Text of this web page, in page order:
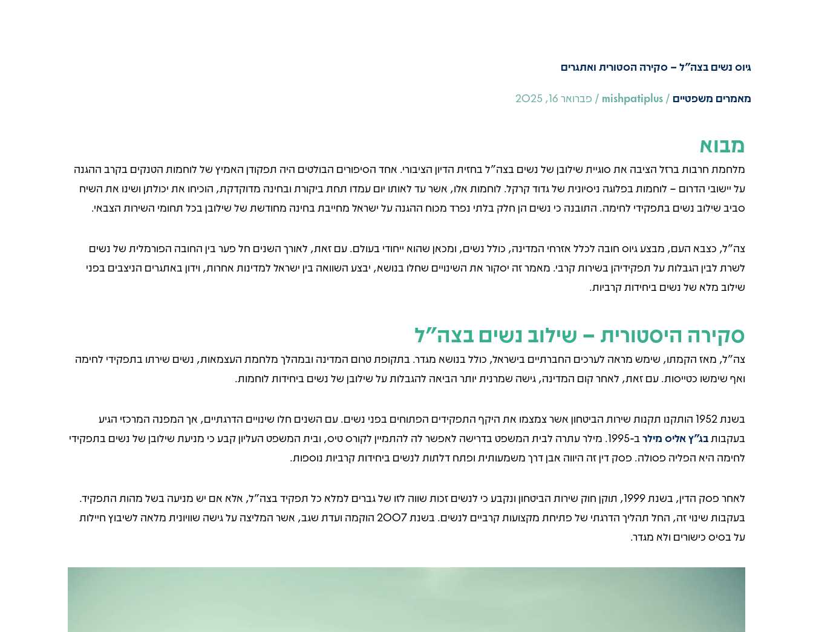
גיוס נשים בצה"ל – סקירה הסטורית ואתגרים
מאמרים משפטיים /
mishpatiplus
/ פברואר 16, 2025
מבוא
מלחמת חרבות ברזל הציבה את סוגיית שילובן של נשים בצה"ל בחזית הדיון הציבורי. אחד הסיפורים הבולטים היה תפקודן האמיץ של לוחמות הטנקים בקרב ההגנה
על יישובי הדרום – לוחמות בפלוגה ניסיונית של גדוד קרקל. לוחמות אלו, אשר עד לאותו יום עמדו תחת ביקורת ובחינה מדוקדקת, הוכיחו את יכולתן ושינו את השיח
סביב שילוב נשים בתפקידי לחימה. התובנה כי נשים הן חלק בלתי נפרד מכוח ההגנה על ישראל מחייבת בחינה מחודשת של שילובן בכל תחומי השירות הצבאי.
צה"ל, כצבא העם, מבצע גיוס חובה לכלל אזרחי המדינה, כולל נשים, ומכאן שהוא ייחודי בעולם. עם זאת, לאורך השנים חל פער בין החובה הפורמלית של נשים
לשרת לבין הגבלות על תפקידיהן בשירות קרבי. מאמר זה יסקור את השינויים שחלו בנושא, יבצע השוואה בין ישראל למדינות אחרות, וידון באתגרים הניצבים בפני
שילוב מלא של נשים ביחידות קרביות.
סקירה היסטורית – שילוב נשים בצה"ל
צה"ל, מאז הקמתו, שימש מראה לערכים החברתיים בישראל, כולל בנושא מגדר. בתקופת טרום המדינה ובמהלך מלחמת העצמאות, נשים שירתו בתפקידי לחימה
ואף שימשו כטייסות. עם זאת, לאחר קום המדינה, גישה שמרנית יותר הביאה להגבלות על שילובן של נשים ביחידות לוחמות.
בשנת 1952 הותקנו תקנות שירות הביטחון אשר צמצמו את היקף התפקידים הפתוחים בפני נשים. עם השנים חלו שינויים הדרגתיים, אך המפנה המרכזי הגיע
בעקבותבג"ץ אליס מילר
ב-1995. מילר עתרה לבית המשפט בדרישה לאפשר לה להתמיין לקורס טיס, ובית המשפט העליון קבע כי מניעת שילובן של נשים בתפקידי
לחימה היא הפליה פסולה. פסק דין זה היווה אבן דרך משמעותית ופתח דלתות לנשים ביחידות קרביות נוספות.
לאחר פסק הדין, בשנת 1999, תוקן חוק שירות הביטחון ונקבע כי לנשים זכות שווה לזו של גברים למלא כל תפקיד בצה"ל, אלא אם יש מניעה בשל מהות התפקיד.
בעקבות שינוי זה, החל תהליך הדרגתי של פתיחת מקצועות קרביים לנשים. בשנת 2007 הוקמה ועדת שגב, אשר המליצה על גישה שוויונית מלאה לשיבוץ חיילות
על בסיס כישורים ולא מגדר.
נשים
בצה"ל
הסטורית
ואתגרים